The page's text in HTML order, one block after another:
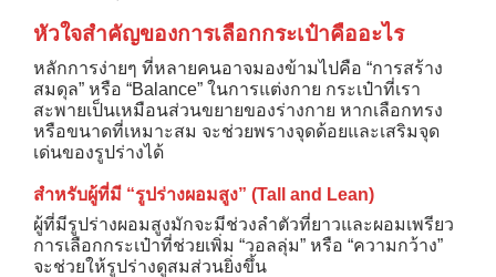
หัวใจสำคัญของการเลือกกระเป๋าคืออะไร
หลักการง่ายๆ ที่หลายคนอาจมองข้ามไปคือ “การสร้าง
สมดุล” หรือ “Balance” ในการแต่งกาย กระเป๋าที่เรา
สะพายเป็นเหมือนส่วนขยายของร่างกาย หากเลือกทรง
หรือขนาดที่เหมาะสม จะช่วยพรางจุดด้อยและเสริมจุด
เด่นของรูปร่างได้
สำหรับผู้ที่มี “รูปร่างผอมสูง” (Tall and Lean)
ผู้ที่มีรูปร่างผอมสูงมักจะมีช่วงลำตัวที่ยาวและผอมเพรียว
การเลือกกระเป๋าที่ช่วยเพิ่ม “วอลลุ่ม” หรือ “ความกว้าง”
จะช่วยให้รูปร่างดูสมส่วนยิ่งขึ้น